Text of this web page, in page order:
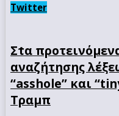
Twitter
Στα
αναζήτησης
“asshole” και
Τραμπ